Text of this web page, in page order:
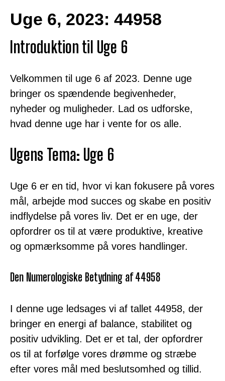
Uge 6, 2023: 44958
Introduktion til Uge 6
Velkommen til uge 6 af 2023. Denne uge
bringer os spændende begivenheder,
nyheder og muligheder. Lad os udforske,
hvad denne uge har i vente for os alle.
Ugens Tema: Uge 6
Uge 6 er en tid, hvor vi kan fokusere på vores
mål, arbejde mod succes og skabe en positiv
indflydelse på vores liv. Det er en uge, der
opfordrer os til at være produktive, kreative
og opmærksomme på vores handlinger.
Den Numerologiske Betydning af 44958
I denne uge ledsages vi af tallet 44958, der
bringer en energi af balance, stabilitet og
positiv udvikling. Det er et tal, der opfordrer
os til at forfølge vores drømme og stræbe
efter vores mål med beslutsomhed og tillid.